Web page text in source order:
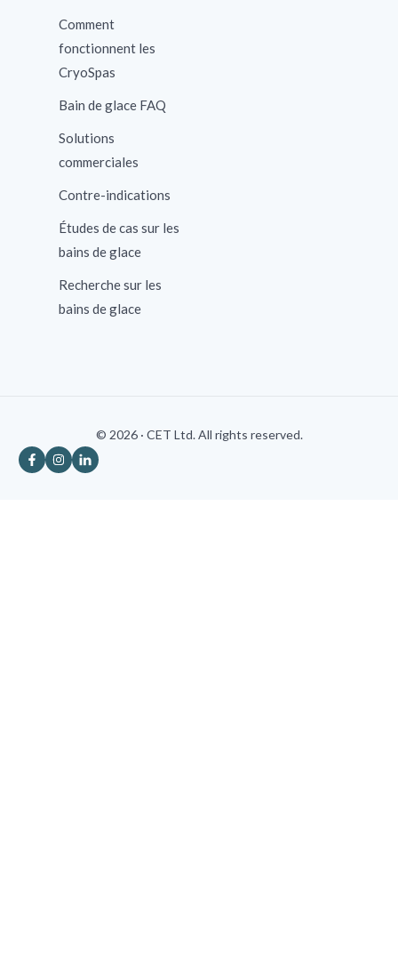
Comment
fonctionnent les
CryoSpas
Bain de glace FAQ
Solutions
commerciales
Contre-indications
Études de cas sur les
bains de glace
Recherche sur les
bains de glace
© 2026 · CET Ltd. All rights reserved.